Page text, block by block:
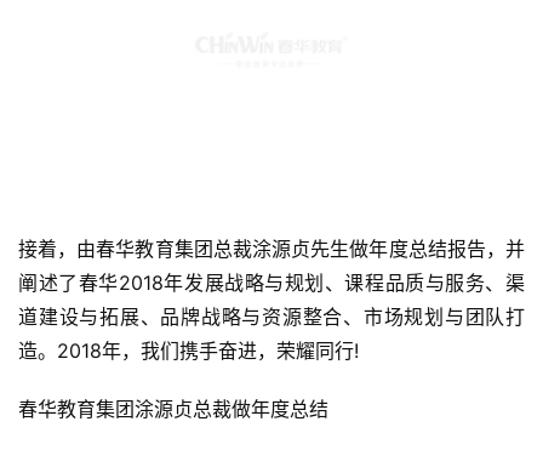
接着，由春华教育集团总裁涂源贞先生做年度总结报告，并
阐述了春华2018年发展战略与规划、课程品质与服务、渠
道建设与拓展、品牌战略与资源整合、市场规划与团队打
造。2018年，我们携手奋进，荣耀同行!
春华教育集团涂源贞总裁做年度总结